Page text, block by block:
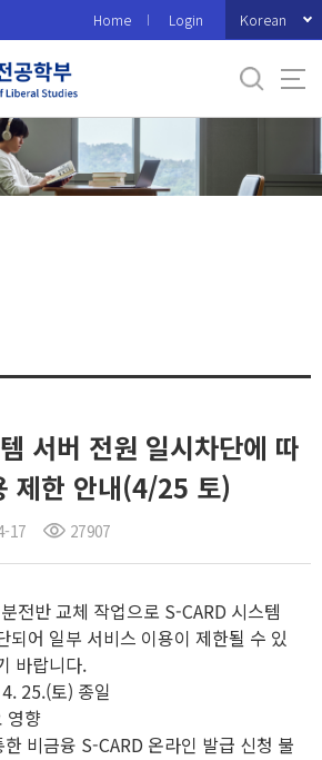
Home Login Korean
서버 전원 일시차단에 따
제한 안내(4/25 토)
17 27907
전반 교체 작업으로 S-CARD 시스템
되어 일부 서비스 이용이 제한될 수 있
바랍니다.
25.(토) 종일
영향
비금융 S-CARD 온라인 발급 신청 불